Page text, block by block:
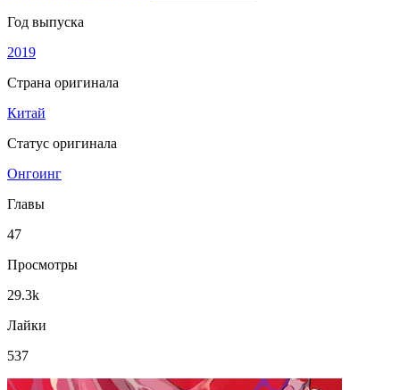
Год выпуска
2019
Страна оригинала
Китай
Статус оригинала
Онгоинг
Главы
47
Просмотры
29.3k
Лайки
537